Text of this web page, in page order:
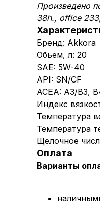
Произведено
38h., office
Бренд: Akkora
Обьем, л: 20
SAE: 5W-40
API: SN/CF
ACEA: A3/B3,
Индекс
Температура
Температура
Щелочное
Оплата
Варианты